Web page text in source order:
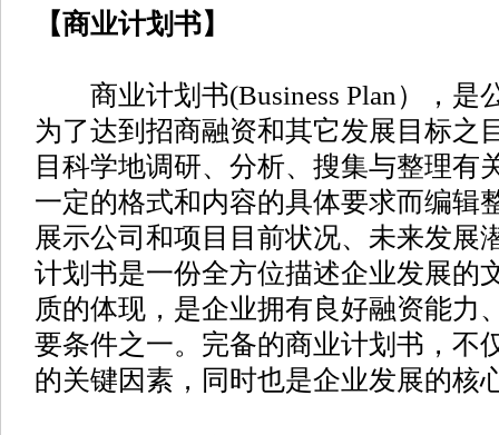
【商业计划书】
商业计划书(Business Plan），是
为了达到招商融资和其它发展目标之
目科学地调研、分析、搜集与整理有
一定的格式和内容的具体要求而编辑
展示公司和项目目前状况、未来发展
计划书是一份全方位描述企业发展的
质的体现，是企业拥有良好融资能力
要条件之一。完备的商业计划书，不
的关键因素，同时也是企业发展的核